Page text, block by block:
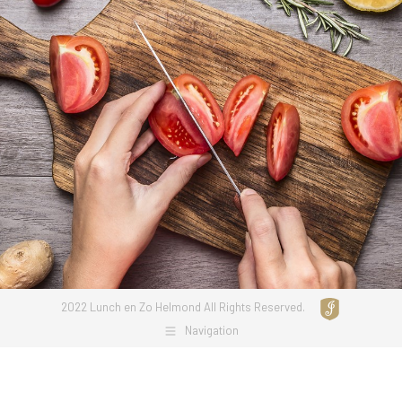
2022 Lunch en Zo Helmond All Rights Reserved.
Navigation